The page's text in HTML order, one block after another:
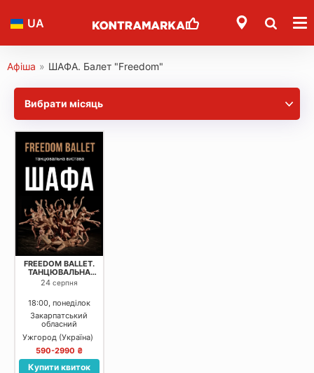
UA
Афіша » ШАФА. Балет "Freedom"
Вибрати місяць
FREEDOM BALLET.
ТАНЦЮВАЛЬНА
ВИСТАВА "ШАФА"
24 серпня
18:00, понеділок
Закарпатський
обласний
український
музично-
драматичний театр
Ужгород (Україна)
590-2990 ₴
Купити квиток